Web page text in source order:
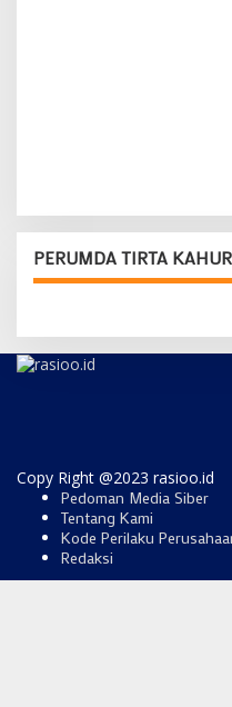
PERUMDA TIRTA
Copy Right @2023 rasioo.id
Pedoman Media Siber
Tentang Kami
Kode Perilaku
Redaksi